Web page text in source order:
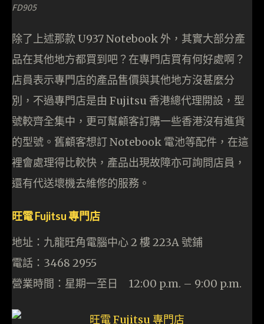
FD905
除了上述那款 U937 Notebook 外，其實大部分產
品在其他地方都買到吧？在專門店買有何好處啊？
店員表示專門店的產品售價與其他地方沒甚麼分
別，不過專門店是由 Fujitsu 香港總代理開設，型
號較齊全集中，更可幫顧客訂購一些香港沒有進貨
的型號。舊顧客想訂 Notebook 電池等配件，在這
裡會處理得比較快，產品出現故障亦可詢問店員，
還有代送壞機去維修的服務。
旺電 Fujitsu 專門店
地址：九龍旺角電腦中心 2 樓 223A 號鋪
電話：3468 2955
營業時間：星期一至日 12:00 p.m. – 9:00 p.m.